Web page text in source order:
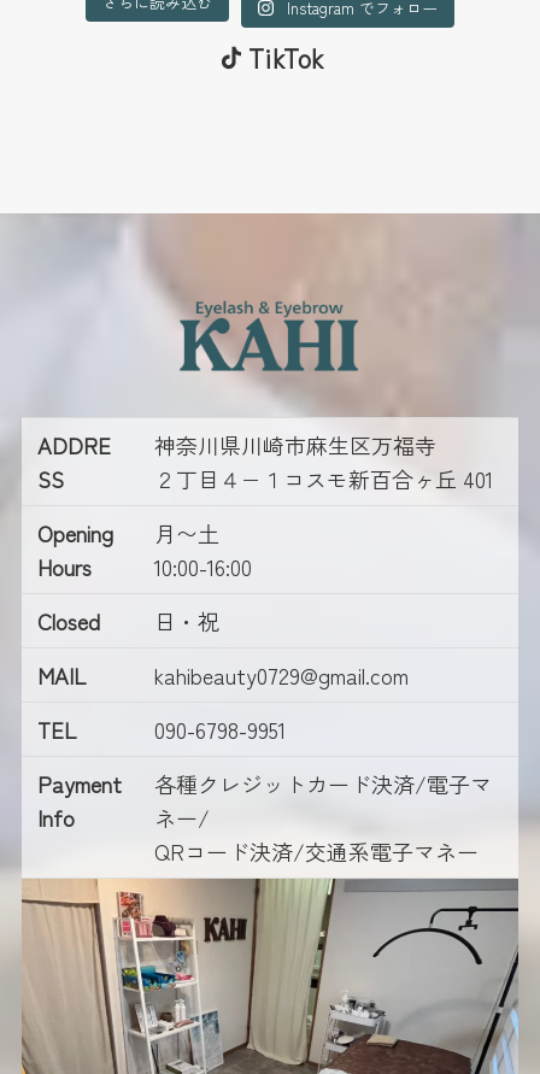
Instagram でフォロー
TikTok
ADDRE
SS
神奈川県川崎市麻生区万福寺
２丁目４−１コスモ新百合ヶ丘 401
Opening
Hours
月〜土
10:00-16:00
Closed
日・祝
MAIL
kahibeauty0729@gmail.com
TEL
090-6798-9951
Payment
Info
各種クレジットカード決済/電子マ
ネー/
QRコード決済/交通系電子マネー